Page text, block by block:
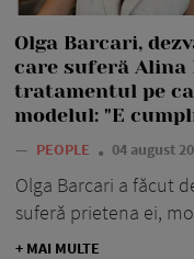
Olga Barcari,
care suferă Alina
tratamentul pe
modelul: "E
— PEOPLE 04 august
Olga Barcari a făcut
suferă prietena ei,
+ MAI MULTE